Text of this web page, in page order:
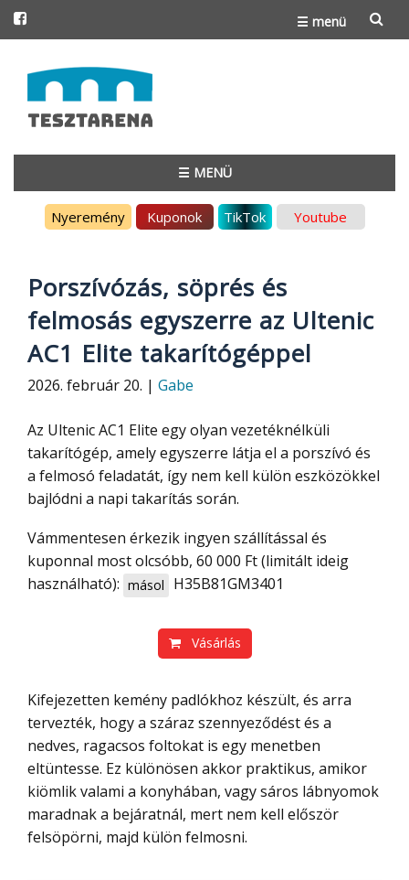
☰ menü
to
content
☰ MENÜ
Nyeremény Kuponok TikTok Youtube
Porszívózás, söprés és
felmosás egyszerre az Ultenic
AC1 Elite takarítógéppel
2026. február 20. | Gabe
Az Ultenic AC1 Elite egy olyan vezetéknélküli
takarítógép, amely egyszerre látja el a porszívó és
a felmosó feladatát, így nem kell külön eszközökkel
bajlódni a napi takarítás során.
Vámmentesen érkezik ingyen szállítással és
kuponnal most olcsóbb, 60 000 Ft (limitált ideig
használható): másol H35B81GM3401
Vásárlás
Kifejezetten kemény padlókhoz készült, és arra
tervezték, hogy a száraz szennyeződést és a
nedves, ragacsos foltokat is egy menetben
eltüntesse. Ez különösen akkor praktikus, amikor
kiömlik valami a konyhában, vagy sáros lábnyomok
maradnak a bejáratnál, mert nem kell először
felsöpörni, majd külön felmosni.